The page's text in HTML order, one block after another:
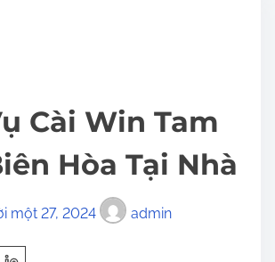
Cài Win Tam
Hòa Tại Nhà
một 27, 2024 admin